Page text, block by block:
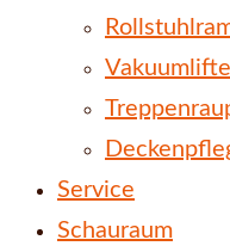
Vakuumlifte
Service
Schauraum